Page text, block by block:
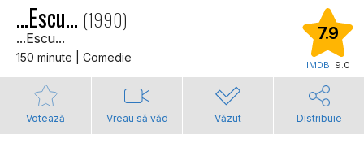
...Escu... (1990)
...Escu...
150 minute | Comedie
7.9
IMDB: 9.0
Votează Vreau să văd Văzut Distribuie